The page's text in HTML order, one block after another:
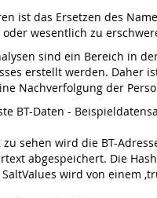
ist das Ersetzen des
wesentlich zu
sind ein Bereich in
erstellt werden. Daher
Nachverfolgung der
BT-Daten -
zu sehen wird die BT-
abgespeichert. Die
wird von einem